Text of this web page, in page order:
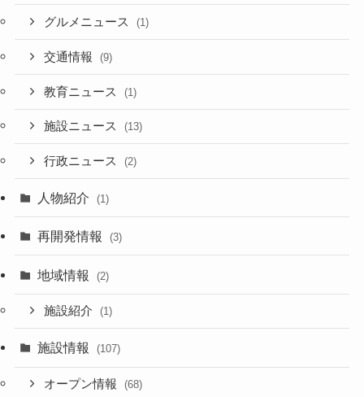
グルメニュース (1)
交通情報 (9)
教育ニュース (1)
施設ニュース (13)
行政ニュース (2)
人物紹介 (1)
再開発情報 (3)
地域情報 (2)
施設紹介 (1)
施設情報 (107)
オープン情報 (68)